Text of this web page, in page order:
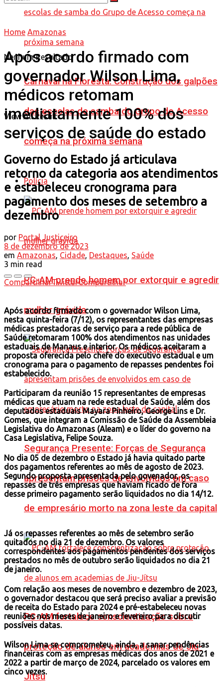
Carnaval na Floresta: Construção dos galpões
das escolas de samba do Grupo de Acesso
começa na próxima semana
Polícia
PC-AM prende homem por extorquir e agredir
mulher grávida
Segurança Presente: Forças de Segurança
apresentam prisões de envolvidos em caso
de empresário morto na zona leste da capital
PC-AM fortalece conscientização sobre
proteção de alunos em academias de Jiu-
Jítsu
Nenhum Resultado
View All Result
Home Amazonas
Após acordo firmado com
governador Wilson Lima,
médicos retomam
imediatamente 100% dos
serviços de saúde do estado
Governo do Estado já articulava
retorno da categoria aos atendimentos
e estabeleceu cronograma para
pagamento dos meses de setembro a
dezembro
por Portal Justiceiro
8 de dezembro de 2023
em Amazonas, Cidade, Destaques, Saúde
3 min read
CompartilharTwittarCompartilhar
Após acordo firmado com o governador Wilson Lima,
nesta quinta-feira (7/12), os representantes das empresas
médicas prestadoras de serviço para a rede pública de
Saúde retomaram 100% dos atendimentos nas unidades
estaduais de Manaus e interior. Os médicos aceitaram a
proposta oferecida pelo chefe do executivo estadual e um
cronograma para o pagamento de repasses pendentes foi
estabelecido.
Participaram da reunião 15 representantes de empresas
médicas que atuam na rede estadual de Saúde, além dos
deputados estaduais Mayara Pinheiro, George Lins e Dr.
Gomes, que integram a Comissão de Saúde da Assembleia
Legislativa do Amazonas (Aleam) e o líder do governo na
Casa Legislativa, Felipe Souza.
No dia 05 de dezembro o Estado já havia quitado parte
dos pagamentos referentes ao mês de agosto de 2023.
Segundo proposta apresentada pelo govenador, os
repasses de três empresas que haviam ficado de fora
desse primeiro pagamento serão liquidados no dia 14/12.
Já os repasses referentes ao mês de setembro serão
quitados no dia 21 de dezembro. Os valores
correspondentes aos pagamentos pendentes dos serviços
prestados no mês de outubro serão liquidados no dia 21
de janeiro.
Com relação aos meses de novembro e dezembro de 2023,
o governador destacou que será preciso avaliar a previsão
de receita do Estado para 2024 e pré-estabeleceu novas
reuniões nos meses de janeiro e fevereiro para discutir
possíveis datas.
Wilson Lima se comprometeu, ainda, a sanar pendências
financeiras com as empresas médicas dos anos de 2021 e
2022 a partir de março de 2024, parcelado os valores em
cinco vezes.